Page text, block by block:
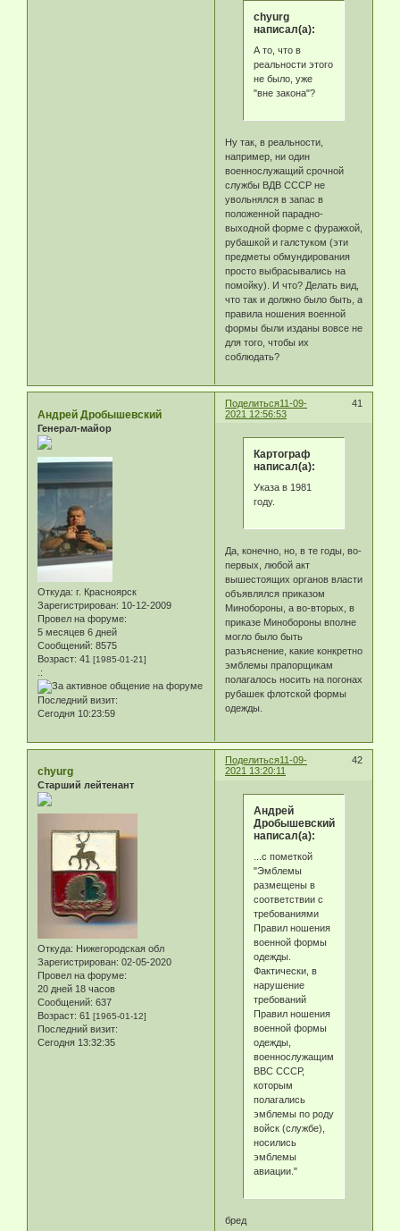
chyurg
написал(а):
А то, что в
реальности этого
не было, уже
"вне закона"?
Ну так, в реальности,
например, ни один
военнослужащий срочной
службы ВДВ СССР не
увольнялся в запас в
положенной парадно-
выходной форме с фуражкой,
рубашкой и галстуком (эти
предметы обмундирования
просто выбрасывались на
помойку). И что? Делать вид,
что так и должно было быть, а
правила ношения военной
формы были изданы вовсе не
для того, чтобы их
соблюдать?
Поделиться 41
11-09-
2021 12:56:53
Андрей Дробышевский
Генерал-майор
Откуда: г. Красноярск
Зарегистрирован: 10-12-2009
Провел на форуме:
5 месяцев 6 дней
Сообщений: 8575
Возраст: 41 [1985-01-21]
.:
Последний визит:
Сегодня 10:23:59
Картограф
написал(а):
Указа в 1981
году.
Да, конечно, но, в те годы, во-
первых, любой акт
вышестоящих органов власти
объявлялся приказом
Минобороны, а во-вторых, в
приказе Минобороны вполне
могло было быть
разъяснение, какие конкретно
эмблемы прапорщикам
полагалось носить на погонах
рубашек флотской формы
одежды.
Поделиться 42
11-09-
2021 13:20:11
chyurg
Старший лейтенант
Откуда: Нижегородская обл
Зарегистрирован: 02-05-2020
Провел на форуме:
20 дней 18 часов
Сообщений: 637
Возраст: 61 [1965-01-12]
Последний визит:
Сегодня 13:32:35
Андрей
Дробышевский
написал(а):
...с пометкой
"Эмблемы
размещены в
соответствии с
требованиями
Правил ношения
военной формы
одежды.
Фактически, в
нарушение
требований
Правил ношения
военной формы
одежды,
военнослужащими
ВВС СССР,
которым
полагались
эмблемы по роду
войск (службе),
носились
эмблемы
авиации."
бред